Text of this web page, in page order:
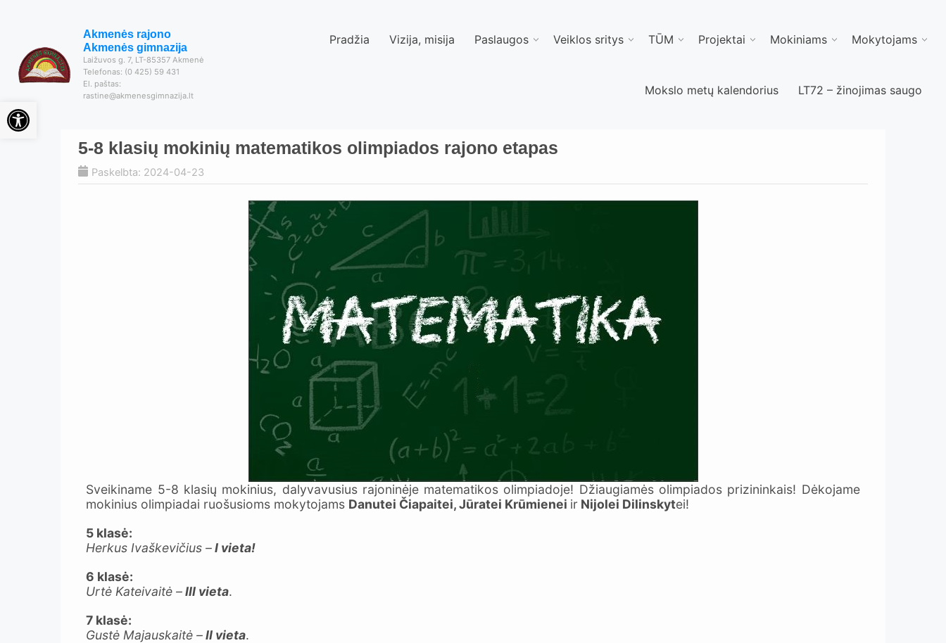
Akmenės rajono
Akmenės gimnazija
Laižuvos g. 7, LT-85357 Akmenė
Telefonas: (0 425) 59 431
El. paštas:
rastine@akmenesgimnazija.lt
Pradžia Vizija, misija Paslaugos Veiklos sritys TŪM Projektai Mokiniams Mokytojams
Mokslo metų kalendorius LT72 – žinojimas saugo
5-8 klasių mokinių matematikos olimpiados rajono etapas
Paskelbta: 2024-04-23
Sveikiname 5-8 klasių mokinius, dalyvavusius rajoninėje matematikos olimpiadoje! Džiaugiamės olimpiados prizininkais! Dėkojame
mokinius olimpiadai ruošusioms mokytojams Danutei Čiapaitei, Jūratei Krūmienei ir Nijolei Dilinskytei!
5 klasė:
Herkus Ivaškevičius –I vieta!
6 klasė:
Urtė Kateivaitė –III vieta.
7 klasė:
Gustė Majauskaitė –II vieta.
Open toolbar